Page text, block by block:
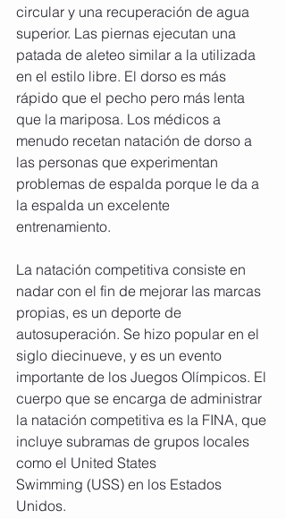
circular y una recuperación de agua
superior. Las piernas ejecutan una
patada de aleteo similar a la utilizada
en el estilo libre. El dorso es más
rápido que el pecho pero más lenta
que la mariposa. Los médicos a
menudo recetan natación de dorso a
las personas que experimentan
problemas de espalda porque le da a
la espalda un excelente
entrenamiento.
La natación competitiva consiste en
nadar con el fin de mejorar las marcas
propias, es un deporte de
autosuperación. Se hizo popular en el
siglo diecinueve, y es un evento
importante de los Juegos Olímpicos. El
cuerpo que se encarga de administrar
la natación competitiva es la FINA, que
incluye subramas de grupos locales
como el United States
Swimming (USS) en los Estados
Unidos.